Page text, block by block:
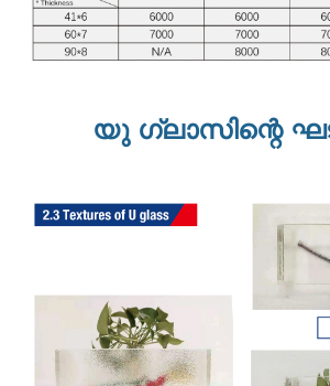
യു ഗ്ലാസിന്റെ